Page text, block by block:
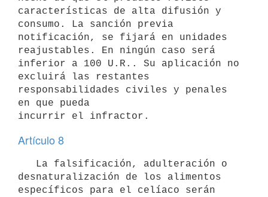
características de alta difusión y
consumo. La sanción previa
notificación, se fijará en unidades
reajustables. En ningún caso será
inferior a 100 U.R.. Su aplicación no
excluirá las restantes
responsabilidades civiles y penales
en que pueda
Artículo 8
desnaturalización de los alimentos
específicos para el celíaco serán